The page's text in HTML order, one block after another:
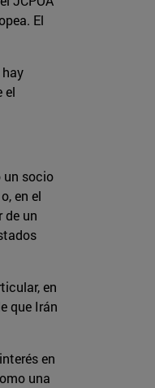
El
el
un socio
en el
de un
en
que Irán
en
una